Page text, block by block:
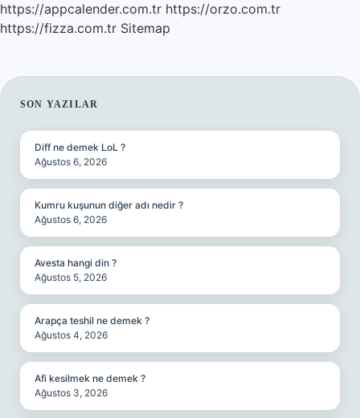
https://appcalender.com.tr https://orzo.com.tr
https://fizza.com.tr Sitemap
SIDEBAR
SON YAZILAR
Diff ne demek LoL ?
Ağustos 6, 2026
Kumru kuşunun diğer adı nedir ?
Ağustos 6, 2026
Avesta hangi din ?
Ağustos 5, 2026
Arapça teshil ne demek ?
Ağustos 4, 2026
Afi kesilmek ne demek ?
Ağustos 3, 2026